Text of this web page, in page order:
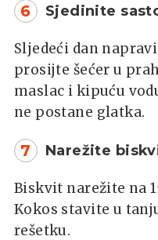
6 Sjedinite
Sljedeći dan
prosijte šećer u
maslac i kipuću
ne postane glatka.
7 Narežite
Biskvit narežite na
Kokos stavite u
rešetku.